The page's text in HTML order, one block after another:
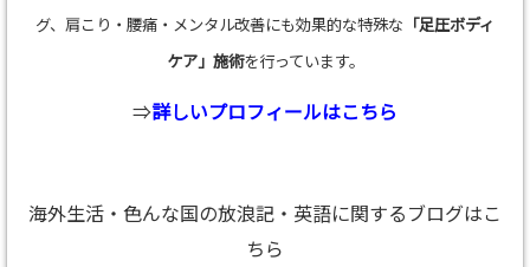
グ、肩こり・腰痛・メンタル改善にも効果的な特殊な 「足圧ボディ
ケア」施術を行っています。
⇒詳しいプロフィールはこちら
海外生活・色んな国の放浪記・英語に関するブログはこ
ちら